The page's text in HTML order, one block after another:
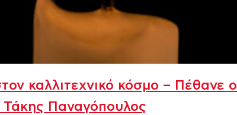
καλλιτεχνικό κόσμο – Πέθανε ο
Τάκης Παναγόπουλος